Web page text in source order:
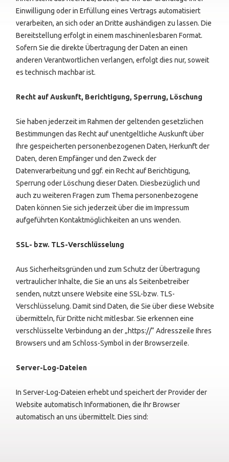
Einwilligung oder in Erfüllung eines Vertrags automatisiert
verarbeiten, an sich oder an Dritte aushändigen zu lassen. Die
Bereitstellung erfolgt in einem maschinenlesbaren Format.
Sofern Sie die direkte Übertragung der Daten an einen
anderen Verantwortlichen verlangen, erfolgt dies nur, soweit
es technisch machbar ist.
Recht auf Auskunft, Berichtigung, Sperrung, Löschung
Sie haben jederzeit im Rahmen der geltenden gesetzlichen
Bestimmungen das Recht auf unentgeltliche Auskunft über
Ihre gespeicherten personenbezogenen Daten, Herkunft der
Daten, deren Empfänger und den Zweck der
Datenverarbeitung und ggf. ein Recht auf Berichtigung,
Sperrung oder Löschung dieser Daten. Diesbezüglich und
auch zu weiteren Fragen zum Thema personenbezogene
Daten können Sie sich jederzeit über die im Impressum
aufgeführten Kontaktmöglichkeiten an uns wenden.
SSL- bzw. TLS-Verschlüsselung
Aus Sicherheitsgründen und zum Schutz der Übertragung
vertraulicher Inhalte, die Sie an uns als Seitenbetreiber
senden, nutzt unsere Website eine SSL-bzw. TLS-
Verschlüsselung. Damit sind Daten, die Sie über diese Website
übermitteln, für Dritte nicht mitlesbar. Sie erkennen eine
verschlüsselte Verbindung an der „https://“ Adresszeile Ihres
Browsers und am Schloss-Symbol in der Browserzeile.
Server-Log-Dateien
In Server-Log-Dateien erhebt und speichert der Provider der
Website automatisch Informationen, die Ihr Browser
automatisch an uns übermittelt. Dies sind: